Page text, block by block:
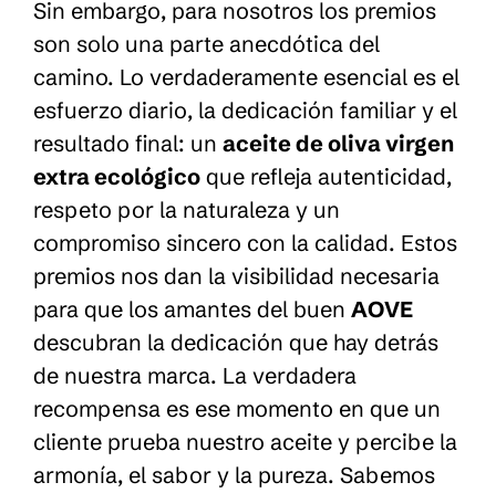
Sin embargo, para nosotros los premios
son solo una parte anecdótica del
camino. Lo verdaderamente esencial es el
esfuerzo diario, la dedicación familiar y el
resultado final: un aceite de oliva virgen
extra ecológico que refleja autenticidad,
respeto por la naturaleza y un
compromiso sincero con la calidad. Estos
premios nos dan la visibilidad necesaria
para que los amantes del buen AOVE
descubran la dedicación que hay detrás
de nuestra marca. La verdadera
recompensa es ese momento en que un
cliente prueba nuestro aceite y percibe la
armonía, el sabor y la pureza. Sabemos